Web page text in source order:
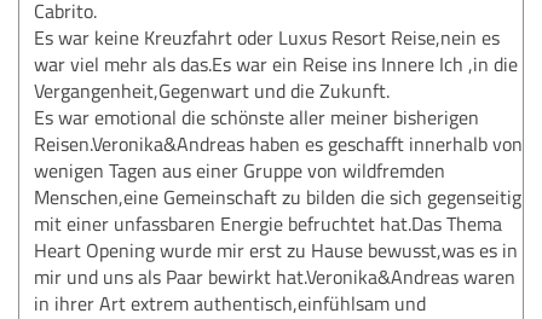
Cabrito.
Es war keine Kreuzfahrt oder Luxus Resort Reise,nein es
war viel mehr als das.Es war ein Reise ins Innere Ich ,in die
Vergangenheit,Gegenwart und die Zukunft.
Es war emotional die schönste aller meiner bisherigen
Reisen.Veronika&Andreas haben es geschafft innerhalb von
wenigen Tagen aus einer Gruppe von wildfremden
Menschen,eine Gemeinschaft zu bilden die sich gegenseitig
mit einer unfassbaren Energie befruchtet hat.Das Thema
Heart Opening wurde mir erst zu Hause bewusst,was es in
mir und uns als Paar bewirkt hat.Veronika&Andreas waren
in ihrer Art extrem authentisch,einfühlsam und